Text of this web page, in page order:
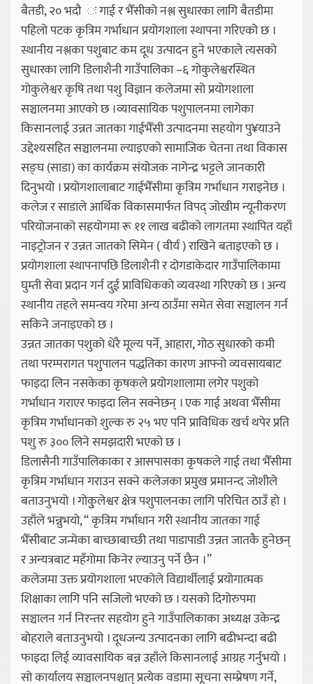
बैतडी, २० भदौ ः गाई र भैँसीको नश्ल सुधारका लागि बैतडीमा
पहिलो पटक कृत्रिम गर्भाधान प्रयोगशाला स्थापना गरिएको छ ।
स्थानीय नश्लका पशुबाट कम दूध उत्पादन हुने भएकाले त्यसको
सुधारका लागि डिलाशैनी गाउँपालिका –६ गोकुलेश्वरस्थित
गोकुलेश्वर कृषि तथा पशु विज्ञान कलेजमा सो प्रयोगशाला
सञ्चालनमा आएको छ ।व्यावसायिक पशुपालनमा लागेका
किसानलाई उन्नत जातका गाईभैँसी उत्पादनमा सहयोग पु¥याउने
उद्देश्यसहित सञ्चालनमा ल्याइएको सामाजिक चेतना तथा विकास
सङ्घ (साडा) का कार्यक्रम संयोजक नागेन्द्र भट्टले जानकारी
दिनुभयो । प्रयोगशालाबाट गाईभैँसीमा कृत्रिम गर्भाधान गराइनेछ ।
कलेज र साडाले आर्थिक विकासमार्फत विपद् जोखीम न्यूनीकरण
परियोजनाको सहयोगमा रू ११ लाख बढीको लागतमा स्थापित यहाँ
नाइट्रोजन र उन्नत जातको सिमेन ( वीर्य ) राखिने बताइएको छ ।
प्रयोगशाला स्थापनापछि डिलाशैनी र दोगडाकेदार गाउँपालिकामा
घुम्ती सेवा प्रदान गर्न दुई प्राविधिकको व्यवस्था गरिएको छ । अन्य
स्थानीय तहले समन्वय गरेमा अन्य ठाउँमा समेत सेवा सञ्चालन गर्न
सकिने जनाइएको छ ।
उन्नत जातका पशुको धेरै मूल्य पर्ने, आहारा, गोठ सुधारको कमी
तथा परम्परागत पशुपालन पद्धतिका कारण आफ्नो व्यवसायबाट
फाइदा लिन नसकेका कृषकले प्रयोगशालामा लगेर पशुको
गर्भाधान गराएर फाइदा लिन सक्नेछन् । एक गाई अथवा भैँसीमा
कृत्रिम गर्भाधानको शुल्क रु २५ भए पनि प्राविधिक खर्च थपेर प्रति
पशु रु ३०० लिने समझदारी भएको छ ।
डिलासैनी गाउँपालिकाका र आसपासका कृषकले गाई तथा भैँसीमा
कृत्रिम गर्भाधान गराउन सक्ने कलेजका प्रमुख प्रमानन्द जोशीले
बताउनुभयो । गोकुुलेश्वर क्षेत्र पशुपालनका लागि परिचित ठाउँ हो ।
उहाँले भन्नुभयो, “ कृत्रिम गर्भाधान गरी स्थानीय जातका गाई
भैँसीबाट जन्मेका बाच्छाबाच्छी तथा पाडापाडी उन्नत जातकै हुनेछन्
र अन्यत्रबाट महँगोमा किनेर ल्याउनु पर्ने छैन ।”
कलेजमा उक्त प्रयोगशाला भएकोले विद्यार्थीलाई प्रयोगात्मक
शिक्षाका लागि पनि सजिलो भएको छ । यसको दिगोरुपमा
सञ्चालन गर्न निरन्तर सहयोग हुने गाउँपालिकाका अध्यक्ष उकेन्द्र
बोहराले बताउनुभयो । दूधजन्य उत्पादनका लागि बढीभन्दा बढी
फाइदा लिई व्यावसायिक बन्न उहाँले किसानलाई आग्रह गर्नुभयो ।
सो कार्यालय सञ्चालनपश्चात् प्रत्येक वडामा सूचना सम्प्रेषण गर्ने,